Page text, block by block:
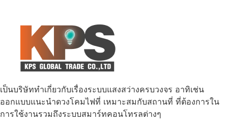
เป็นบริษัททำเกี่ยวกับเรื่องระบบแสงสว่างครบวงจร อาทิเช่น
ออกแบบแนะนำดวงโคมไฟที่ เหมาะสมกับสถานที่ ที่ต้องการใน
การใช้งานรวมถึงระบบสมาร์ทคอนโทรลต่างๆ